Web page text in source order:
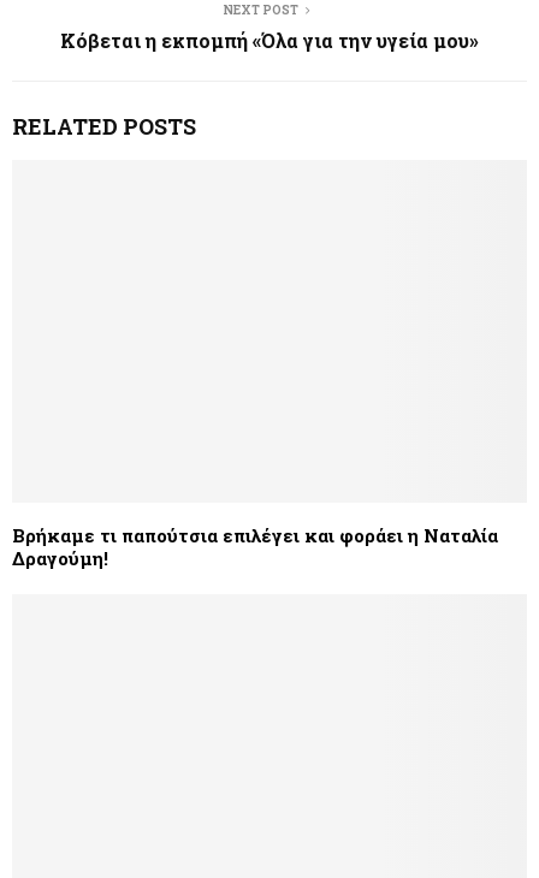
NEXT POST
Κόβεται η εκπομπή «Όλα για την υγεία μου»
RELATED POSTS
Βρήκαμε τι παπούτσια επιλέγει και φοράει η Ναταλία
Δραγούμη!